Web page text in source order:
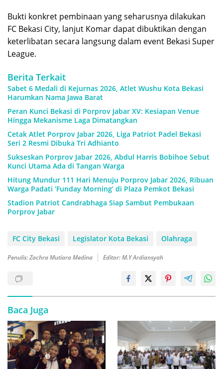
Bukti konkret pembinaan yang seharusnya dilakukan
FC Bekasi City, lanjut Komar dapat dibuktikan dengan
keterlibatan secara langsung dalam event Bekasi Super
League.
Berita Terkait
Sabet 6 Medali di Kejurnas 2026, Atlet Wushu Kota Bekasi
Harumkan Nama Jawa Barat
Peran Kunci Bekasi di Porprov Jabar XV: Kesiapan Venue
Hingga Mekanisme Laga Dimatangkan
Cetak Atlet Porprov Jabar 2026, Liga Patriot Padel Bekasi
Seri 2 Resmi Dibuka Tri Adhianto
Sukseskan Porprov Jabar 2026, Abdul Harris Bobihoe Sebut
Kunci Utama Ada di Tangan Warga
Hitung Mundur 111 Hari Menuju Porprov Jabar 2026, Ribuan
Warga Padati ‘Funday Morning’ di Plaza Pemkot Bekasi
Stadion Patriot Candrabhaga Siap Sambut Pembukaan
Porprov Jabar
FC City Bekasi Legislator Kota Bekasi Olahraga
Penulis: Zachra Mutiara Medina Editor: M.Y Ardiansyah
Baca Juga